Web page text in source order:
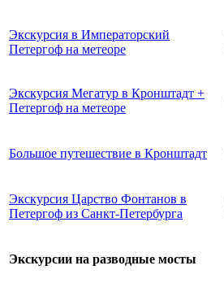
Экскурсия в Императорский
Петергоф на метеоре
Экскурсия Мегатур в Кронштадт +
Петергоф на метеоре
Большое путешествие в Кронштадт
Экскурсия Царство Фонтанов в
Петергоф из Санкт-Петербурга
Экскурсии на разводные мосты